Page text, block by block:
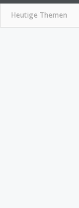
Heutige Themen